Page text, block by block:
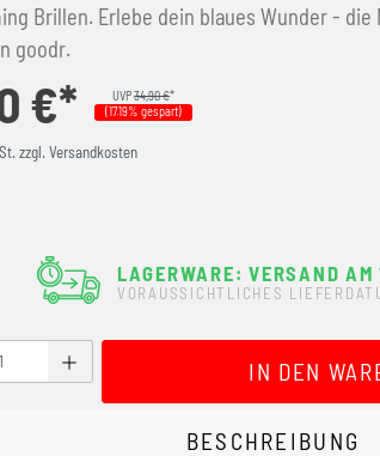
Brillen. Erlebe dein blaues Wunder - die
goodr.
€* UVP34,90 €*
(17.19% gespart)
zzgl. Versandkosten
LAGERWARE: VERSAND
VORAUSSICHTLICHES
Gib den gewünschten Wert
IN DEN
BESCHREIBUNG